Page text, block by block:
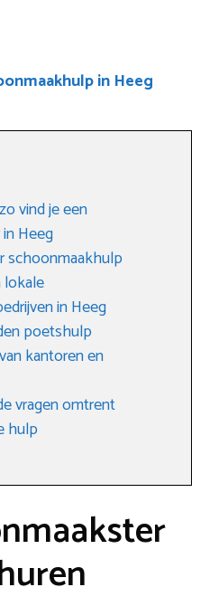
in Heeg
vind je een
Heeg
schoonmaakhulp
lokale
in Heeg
poetshulp
kantoren en
vragen omtrent
hulp